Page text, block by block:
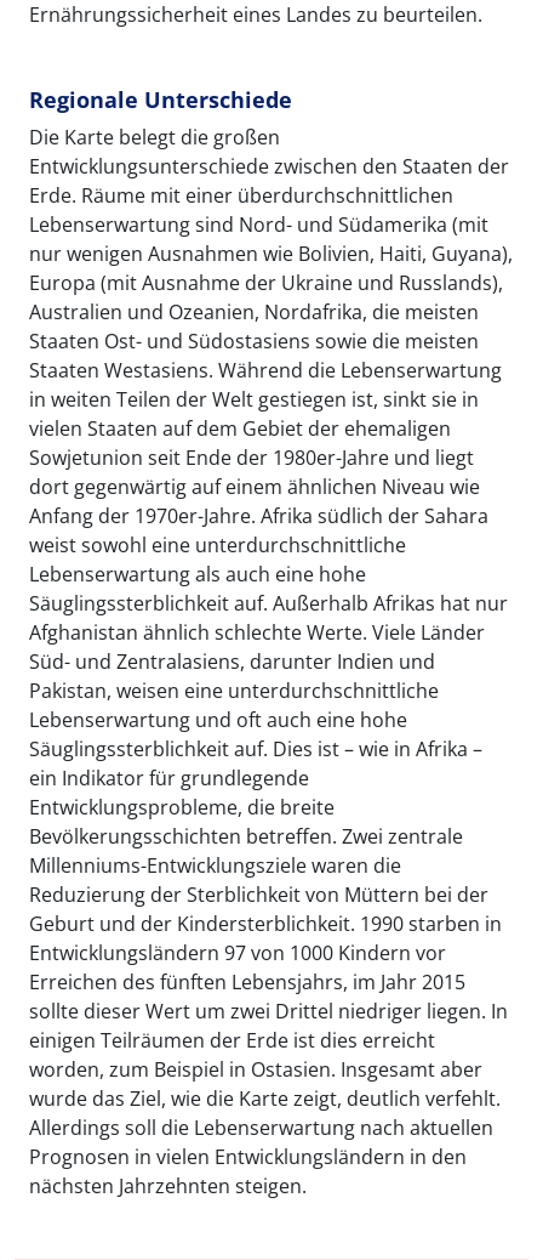
Ernährungssicherheit eines Landes zu beurteilen.
Regionale Unterschiede
Die Karte belegt die großen
Entwicklungsunterschiede zwischen den Staaten der
Erde. Räume mit einer überdurchschnittlichen
Lebenserwartung sind Nord- und Südamerika (mit
nur wenigen Ausnahmen wie Bolivien, Haiti, Guyana),
Europa (mit Ausnahme der Ukraine und Russlands),
Australien und Ozeanien, Nordafrika, die meisten
Staaten Ost- und Südostasiens sowie die meisten
Staaten Westasiens. Während die Lebenserwartung
in weiten Teilen der Welt gestiegen ist, sinkt sie in
vielen Staaten auf dem Gebiet der ehemaligen
Sowjetunion seit Ende der 1980er-Jahre und liegt
dort gegenwärtig auf einem ähnlichen Niveau wie
Anfang der 1970er-Jahre. Afrika südlich der Sahara
weist sowohl eine unterdurchschnittliche
Lebenserwartung als auch eine hohe
Säuglingssterblichkeit auf. Außerhalb Afrikas hat nur
Afghanistan ähnlich schlechte Werte. Viele Länder
Süd- und Zentralasiens, darunter Indien und
Pakistan, weisen eine unterdurchschnittliche
Lebenserwartung und oft auch eine hohe
Säuglingssterblichkeit auf. Dies ist – wie in Afrika –
ein Indikator für grundlegende
Entwicklungsprobleme, die breite
Bevölkerungsschichten betreffen. Zwei zentrale
Millenniums-Entwicklungsziele waren die
Reduzierung der Sterblichkeit von Müttern bei der
Geburt und der Kindersterblichkeit. 1990 starben in
Entwicklungsländern 97 von 1000 Kindern vor
Erreichen des fünften Lebensjahrs, im Jahr 2015
sollte dieser Wert um zwei Drittel niedriger liegen. In
einigen Teilräumen der Erde ist dies erreicht
worden, zum Beispiel in Ostasien. Insgesamt aber
wurde das Ziel, wie die Karte zeigt, deutlich verfehlt.
Allerdings soll die Lebenserwartung nach aktuellen
Prognosen in vielen Entwicklungsländern in den
nächsten Jahrzehnten steigen.